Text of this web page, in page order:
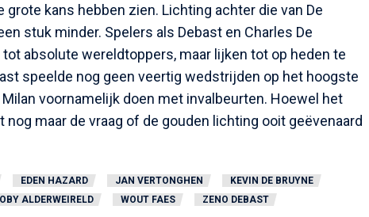
kans hebben zien. Lichting achter die van De
stuk minder. Spelers als Debast en Charles De
absolute wereldtoppers, maar lijken tot op heden te
speelde nog geen veertig wedstrijden op het hoogste
voornamelijk doen met invalbeurten. Hoewel het
maar de vraag of de gouden lichting ooit geëvenaard
EDEN HAZARD JAN VERTONGHEN
KEVIN DE BRUYNE
ALDERWEIRELD WOUT FAES ZENO DEBAST